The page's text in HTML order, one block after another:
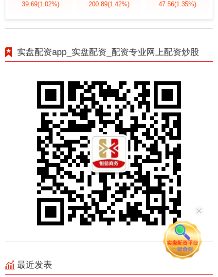
39.69(1.02%) 200.89(1.42%) 47.56(1.35%)
实盘配资app_实盘配资_配资专业网上配资炒股
最近发表